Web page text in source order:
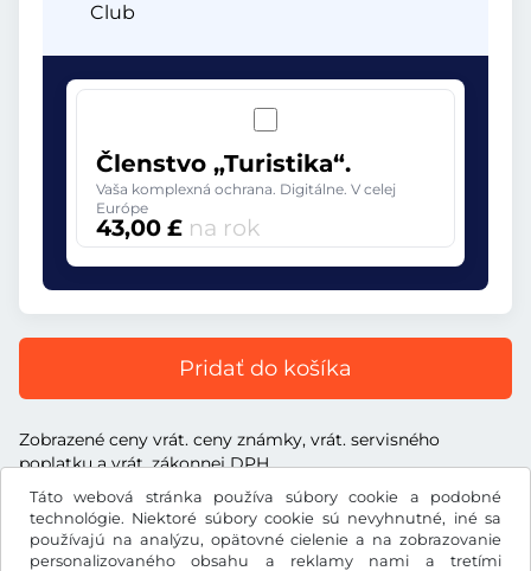
Táto webová stránka používa súbory cookie a podobné
technológie. Niektoré súbory cookie sú nevyhnutné, iné sa
používajú na analýzu, opätovné cielenie a na zobrazovanie
personalizovaného obsahu a reklamy nami a tretími
Club
Členstvo „Turistika“.
Vaša komplexná ochrana. Digitálne. V celej
Európe
43,00 £ na rok
Pridať do košíka
Zobrazené ceny vrát. ceny známky, vrát. servisného
poplatku a vrát. zákonnej DPH